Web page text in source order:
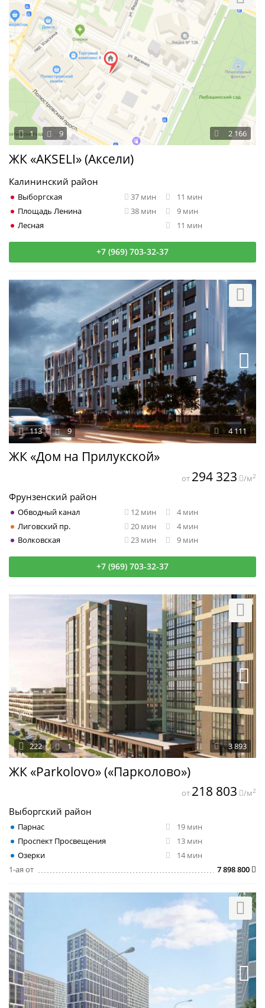
ЖК «AKSELI» (Аксели)
2 166
1 9
Калининский район
Выборгская 37 мин
11 мин
Площадь Ленина
38 мин
9 мин
Лесная
11 мин
+7 (969) 703-32-37
ЖК «Дом на Прилукской»
4 111
113 9
Фрунзенский район
Обводный канал 12 мин
4 мин
Лиговский пр.
20 мин
4 мин
Волковская
23 мин 9 мин
от 294 323 /м2
+7 (969) 703-32-37
ЖК «Parkolovo» («Парколово»)
3 893
222 1
Выборгский район
Парнас
19 мин
Проспект Просвещения
13 мин
Озерки
14 мин
1-ая от
7 898 800
от 218 803 /м2